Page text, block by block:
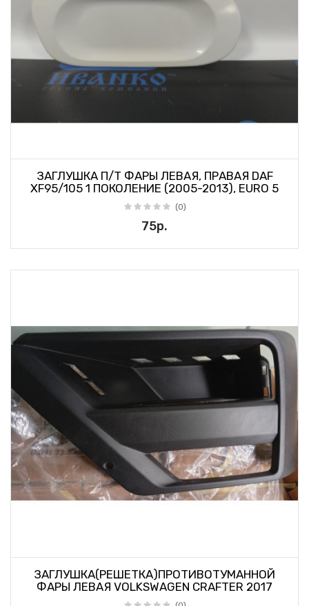
ЗАГЛУШКА П/Т ФАРЫ ЛЕВАЯ, ПРАВАЯ DAF
XF95/105 1 ПОКОЛЕНИЕ (2005-2013), EURO 5
(0)
75р.
ЗАГЛУШКА(РЕШЕТКА)ПРОТИВОТУМАННОЙ
ФАРЫ ЛЕВАЯ VOLKSWAGEN CRAFTER 2017